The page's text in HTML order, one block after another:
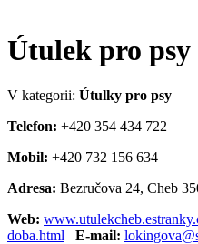
Útulek pro
V kategorii: Útulky pro psy
Telefon: +420 354 434 722
Mobil: +420 732 156 634
Adresa: Bezručova 24, Cheb
Web:
doba.html
E-mail: